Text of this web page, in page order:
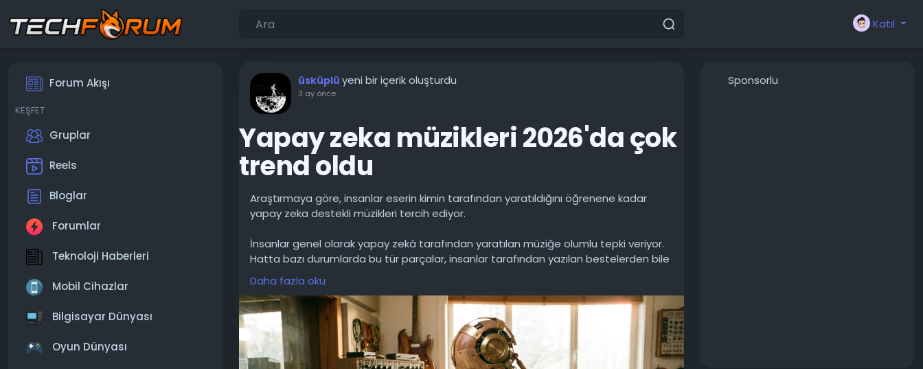
Katıl
Forum Akışı
KEŞFET
Gruplar
Reels
Bloglar
Forumlar
Teknoloji Haberleri
Mobil Cihazlar
Bilgisayar Dünyası
Oyun Dünyası
üsküplü yeni bir içerik oluşturdu
3 ay önce
Yapay zeka müzikleri 2026'da çok
trend oldu
Araştırmaya göre, insanlar eserin kimin tarafından yaratıldığını öğrenene kadar
yapay zeka destekli müzikleri tercih ediyor.
İnsanlar genel olarak yapay zekâ tarafından yaratılan müziğe olumlu tepki veriyor.
Hatta bazı durumlarda bu tür parçalar, insanlar tarafından yazılan bestelerden bile
daha yüksek puan alıyor. Araştırmacılar, dinleyicilerin farklı müzik türlerine verdikleri
tepkileri inceledikten sonra bu sonuca ulaştılar.
Deneyde, katılımcılara yazarını belirtmeden dinlemeleri için parçalar verildi. Ve bu
"kör" formatta, yapay zeka tarafından üretilen besteler genellikle kazanan olarak
ortaya çıktı. Bunlar daha keyifli, daha modern veya basitçe dinleyicinin
beklentilerine daha uygun olarak algılandı.
Daha fazla oku
Sponsorlu